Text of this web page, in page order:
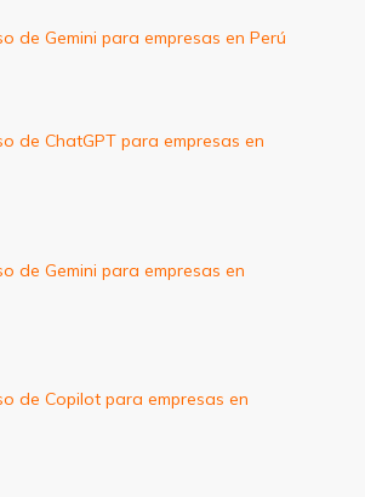
de Gemini para empresas en Perú
de ChatGPT para empresas en
de Gemini para empresas en
de Copilot para empresas en